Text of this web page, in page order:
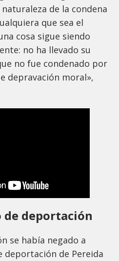
de la condena
que sea el
cosa sigue siendo
no ha llevado su
no fue condenado por
depravación moral»,
de deportación
se había negado a
deportación de Pereida